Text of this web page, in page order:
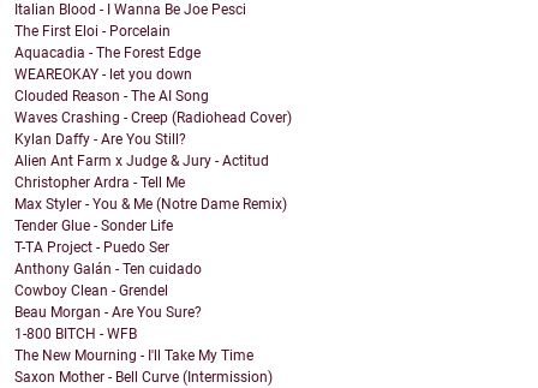
Italian Blood - I Wanna Be Joe Pesci
The First Eloi - Porcelain
Aquacadia - The Forest Edge
WEAREOKAY - let you down
Clouded Reason - The AI Song
Waves Crashing - Creep (Radiohead Cover)
Kylan Daffy - Are You Still?
Alien Ant Farm x Judge & Jury - Actitud
Christopher Ardra - Tell Me
Max Styler - You & Me (Notre Dame Remix)
Tender Glue - Sonder Life
T-TA Project - Puedo Ser
Anthony Galán - Ten cuidado
Cowboy Clean - Grendel
Beau Morgan - Are You Sure?
1-800 BITCH - WFB
The New Mourning - I'll Take My Time
Saxon Mother - Bell Curve (Intermission)